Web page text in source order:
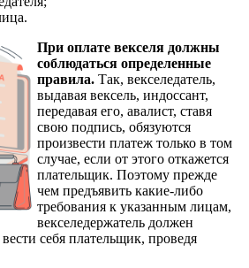
При оплате векселя должны
соблюдаться определенные
правила. Так, векселедатель,
выдавая вексель, индоссант,
передавая его, авалист, ставя
свою подпись, обязуются
произвести платеж только в том
случае, если от этого откажется
плательщик. Поэтому прежде
чем предъявить какие-либо
требования к указанным лицам,
векселедержатель должен
себя плательщик, проведя